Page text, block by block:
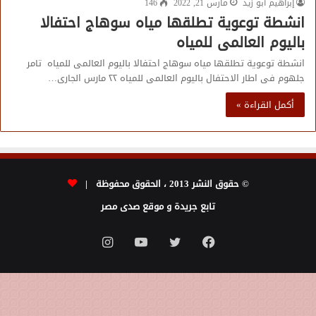
انشطة توعوية تطلقها مياه سوهاج احتفالا
باليوم العالمى للمياه
انشطة توعوية تطلقها مياه سوهاج احتفالا باليوم العالمى للمياه تامر
جلهوم فى اطار الاحتفال باليوم العالمى للمياه ٢٢ مارس الجارى…
أكمل القراءة »
© حقوق النشر 2013 ، الحقوق محفوظة |
تابع جريدة و موقع صدى مصر
فيسبوك تويتر يوتيوبانستقرام